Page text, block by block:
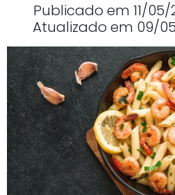
Publicado em 11/05/
Atualizado em 09/